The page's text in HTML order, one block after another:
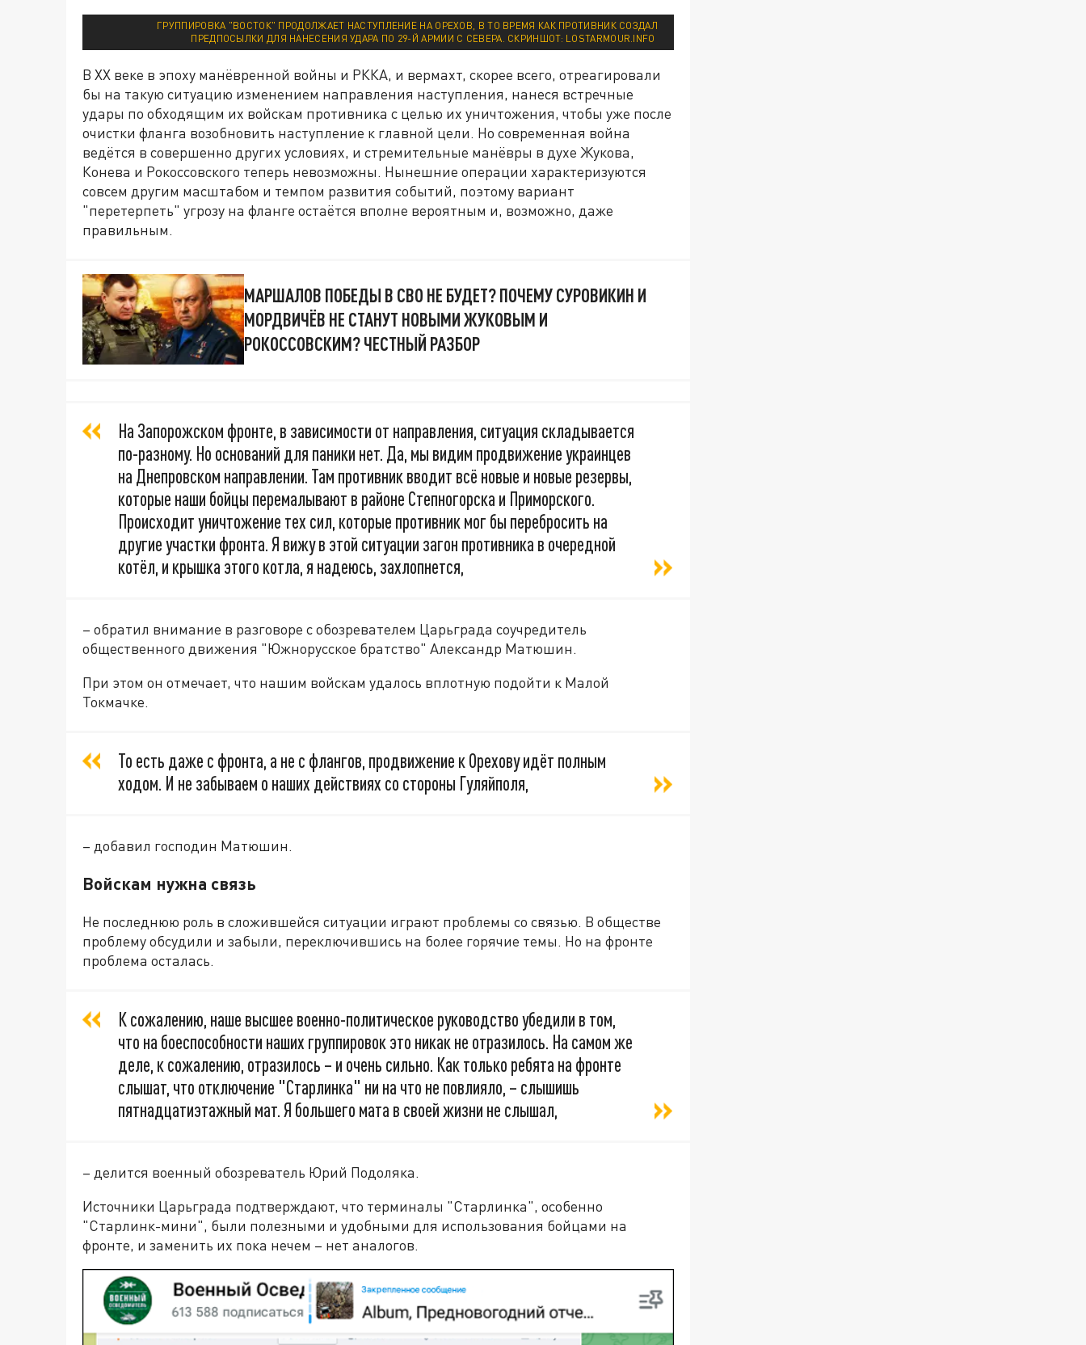
ГРУППИРОВКА "ВОСТОК" ПРОДОЛЖАЕТ НАСТУПЛЕНИЕ НА ОРЕХОВ, В ТО ВРЕМЯ КАК ПРОТИВНИК СОЗДАЛ
ПРЕДПОСЫЛКИ ДЛЯ НАНЕСЕНИЯ УДАРА ПО 29-Й АРМИИ С СЕВЕРА. СКРИНШОТ: LOSTARMOUR.INFO
В XX веке в эпоху манёвренной войны и РККА, и вермахт, скорее всего, отреагировали
бы на такую ситуацию изменением направления наступления, нанеся встречные
удары по обходящим их войскам противника с целью их уничтожения, чтобы уже после
очистки фланга возобновить наступление к главной цели. Но современная война
ведётся в совершенно других условиях, и стремительные манёвры в духе Жукова,
Конева и Рокоссовского теперь невозможны. Нынешние операции характеризуются
совсем другим масштабом и темпом развития событий, поэтому вариант
"перетерпеть" угрозу на фланге остаётся вполне вероятным и, возможно, даже
правильным.
МАРШАЛОВ ПОБЕДЫ В СВО НЕ БУДЕТ? ПОЧЕМУ СУРОВИКИН И
МОРДВИЧЁВ НЕ СТАНУТ НОВЫМИ ЖУКОВЫМ И
РОКОССОВСКИМ? ЧЕСТНЫЙ РАЗБОР
На Запорожском фронте, в зависимости от направления, ситуация складывается
по-разному. Но оснований для паники нет. Да, мы видим продвижение украинцев
на Днепровском направлении. Там противник вводит всё новые и новые резервы,
которые наши бойцы перемалывают в районе Степногорска и Приморского.
Происходит уничтожение тех сил, которые противник мог бы перебросить на
другие участки фронта. Я вижу в этой ситуации загон противника в очередной
котёл, и крышка этого котла, я надеюсь, захлопнется,
– обратил внимание в разговоре с обозревателем Царьграда соучредитель
общественного движения "Южнорусское братство" Александр Матюшин.
При этом он отмечает, что нашим войскам удалось вплотную подойти к Малой
Токмачке.
То есть даже с фронта, а не с флангов, продвижение к Орехову идёт полным
ходом. И не забываем о наших действиях со стороны Гуляйполя,
– добавил господин Матюшин.
Войскам нужна связь
Не последнюю роль в сложившейся ситуации играют проблемы со связью. В обществе
проблему обсудили и забыли, переключившись на более горячие темы. Но на фронте
проблема осталась.
К сожалению, наше высшее военно-политическое руководство убедили в том,
что на боеспособности наших группировок это никак не отразилось. На самом же
деле, к сожалению, отразилось – и очень сильно. Как только ребята на фронте
слышат, что отключение "Старлинка" ни на что не повлияло, – слышишь
пятнадцатиэтажный мат. Я большего мата в своей жизни не слышал,
– делится военный обозреватель Юрий Подоляка.
Источники Царьграда подтверждают, что терминалы "Старлинка", особенно
"Старлинк-мини", были полезными и удобными для использования бойцами на
фронте, и заменить их пока нечем – нет аналогов.